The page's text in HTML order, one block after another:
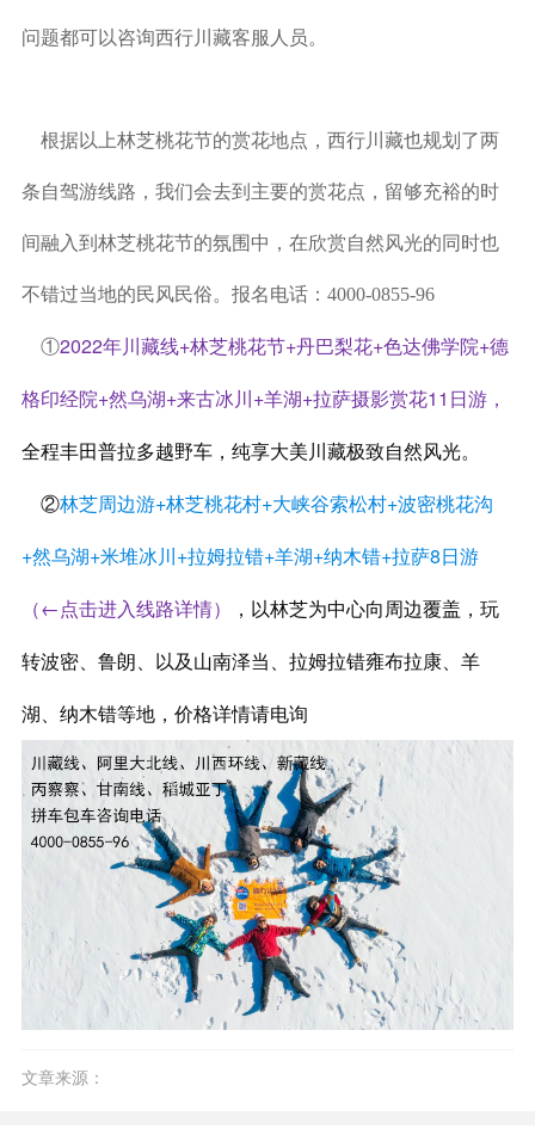
问题都可以咨询西行川藏客服人员。
根据以上林芝桃花节的赏花地点，西行川藏也规划了两
条自驾游线路，我们会去到主要的赏花点，留够充裕的时
间融入到林芝桃花节的氛围中，在欣赏自然风光的同时也
不错过当地的民风民俗。报名电话：4000-0855-96
①2022年川藏线+林芝桃花节+丹巴梨花+色达佛学院+德
格印经院+然乌湖+来古冰川+羊湖+拉萨摄影赏花11日游，
全程丰田普拉多越野车，纯享大美川藏极致自然风光。
②林芝周边游+林芝桃花村+大峡谷索松村+波密桃花沟
+然乌湖+米堆冰川+拉姆拉错+羊湖+纳木错+拉萨8日游
（←点击进入线路详情）
， 以林芝为中心向周边覆盖，玩
转波密、鲁朗、以及山南泽当、拉姆拉错雍布拉康、羊
湖、纳木错等地，价格详情请电询
文章来源：